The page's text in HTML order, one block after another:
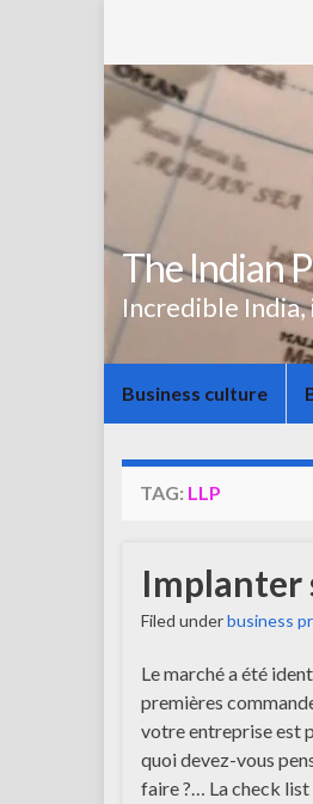
The Indian
Incredible
Business culture
TAG: LLP
Implanter
Filed underbusiness
Le marché a été
premières
votre entreprise est
quoi devez-vous
faire ?… La check